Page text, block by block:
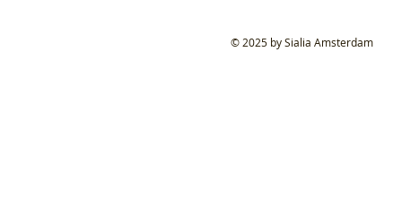
© 2025 by Sialia Amsterdam